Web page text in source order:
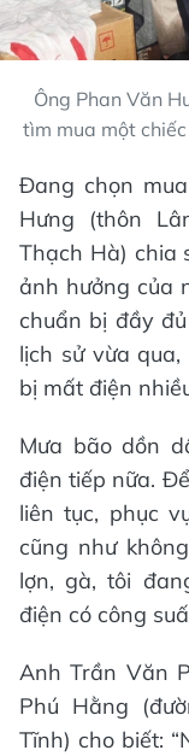
Ông Phan Văn
tìm mua một
Đang chọn
Hưng (thôn
Thạch Hà) chia
ảnh hưởng của
chuẩn bị đầy
lịch sử vừa
bị mất điện
Mưa bão dồn
điện tiếp nữa.
liên tục, phục
cũng như
lợn, gà, tôi
điện có công
Anh Trần Văn
Phú Hằng
Tĩnh) cho biết: